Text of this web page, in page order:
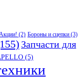
(2) Бороны и сцепки (3)
Запчасти для
(5)